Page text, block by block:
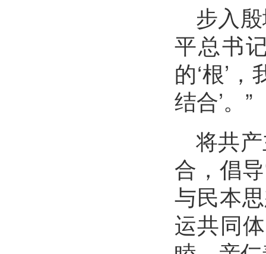
步入
平总书
的‘根’
结合’。”
将共
合，倡
与民本
运共同